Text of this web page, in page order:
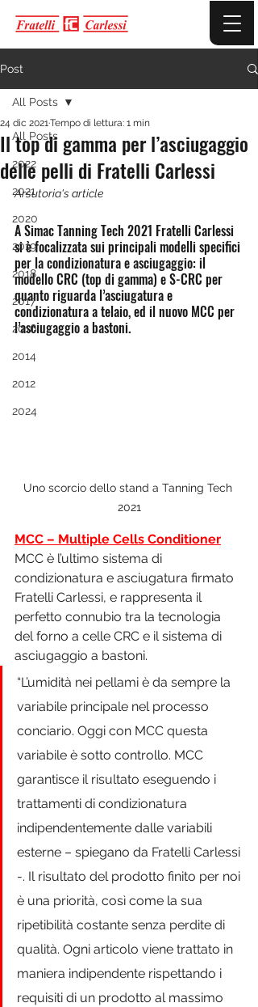
Post
All Posts
2022
2021
2020
2019
2018
2017
2016
2014
2012
2024
All Posts
Il top di gamma per l’asciugaggio
delle pelli di Fratelli Carlessi
24 dic 2021Tempo di lettura: 1 min
Arsutoria's article
A Simac Tanning Tech 2021 Fratelli Carlessi
si è focalizzata sui principali modelli specifici
per la condizionatura e asciugaggio: il
modello CRC (top di gamma) e S-CRC per
quanto riguarda l’asciugatura e
condizionatura a telaio, ed il nuovo MCC per
l’asciugaggio a bastoni.
Uno scorcio dello stand a Tanning Tech
2021
MCC – Multiple Cells Conditioner
MCC è l’ultimo sistema di
condizionatura e asciugatura firmato
Fratelli Carlessi, e rappresenta il
perfetto connubio tra la tecnologia
del forno a celle CRC e il sistema di
asciugaggio a bastoni.
“L’umidità nei pellami è da sempre la
variabile principale nel processo
conciario. Oggi con MCC questa
variabile è sotto controllo. MCC
garantisce il risultato eseguendo i
trattamenti di condizionatura
indipendentemente dalle variabili
esterne – spiegano da Fratelli Carlessi
-. Il risultato del prodotto finito per noi
è una priorità, così come la sua
ripetibilità costante senza perdite di
qualità. Ogni articolo viene trattato in
maniera indipendente rispettando i
requisiti di un prodotto al massimo